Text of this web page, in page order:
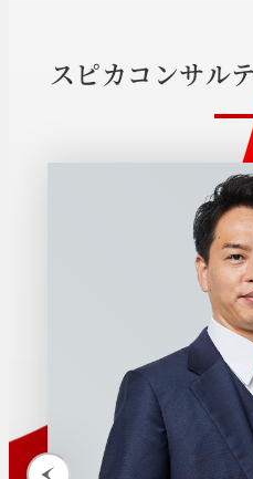
スピカコ ンサルテ